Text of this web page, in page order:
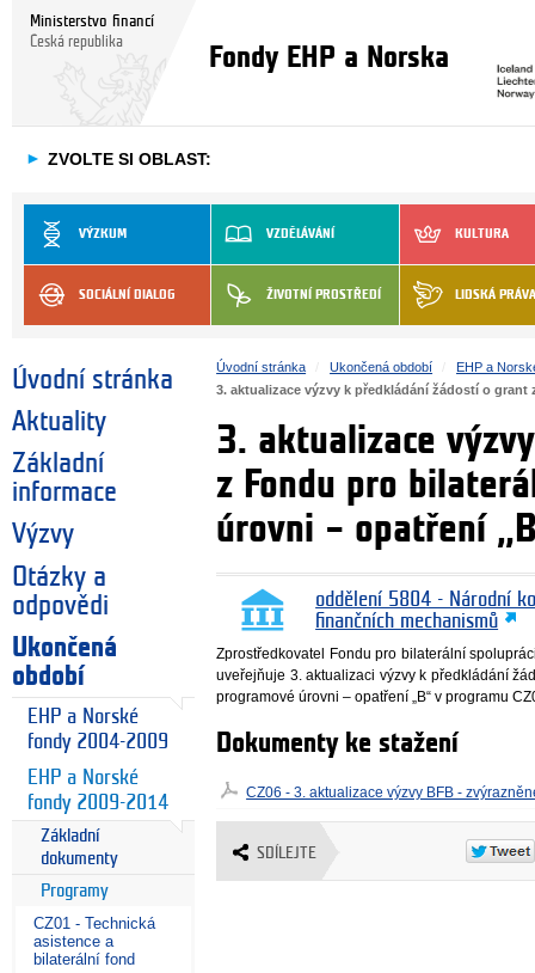
Ministerstvo financí
Česká republika
Fondy EHP a Norska
► ZVOLTE SI OBLAST:
VÝZKUM VZDĚLÁVÁNÍ KULTURA
SOCIÁLNÍ DIALOG ŽIVOTNÍ PROSTŘEDÍ LIDSKÁ PRÁVA
Úvodní stránka
Aktuality
Základní
informace
Výzvy
Otázky a
odpovědi
Ukončená
období
EHP a Norské
fondy 2004-2009
EHP a Norské
fondy 2009-2014
Základní
dokumenty
Programy
CZ01 - Technická
asistence a
bilaterální fond
Úvodní stránka Ukončená období
EHP a
3. aktualizace výzvy k předkládání žádostí o
3. aktualizace
z Fondu pro
úrovni – opatření
oddělení 5804 - Národní
finančních mechanismů
Zprostředkovatel Fondu pro bilaterální
uveřejňuje 3. aktualizaci výzvy k předkládání
programové úrovni – opatření „B“ v programu
Dokumenty ke stažení
CZ06 - 3. aktualizace výzvy BFB -
SDÍLEJTE